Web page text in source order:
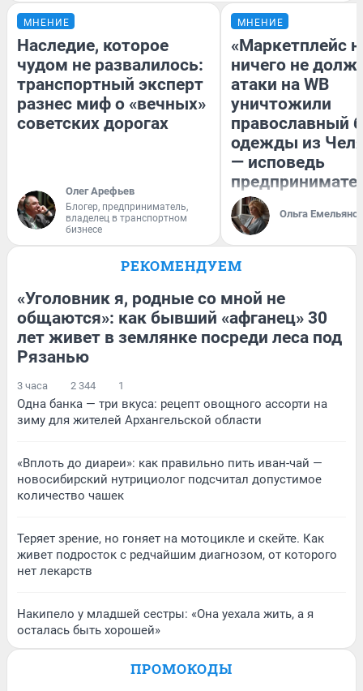
МНЕНИЕ
Наследие, которое
чудом не развалилось:
транспортный эксперт
разнес миф о «вечных»
советских дорогах
Олег Арефьев
Блогер, предприниматель,
владелец в транспортном
бизнесе
МНЕНИЕ
«Маркетплейс
ничего не
атаки на WB
уничтожили
православный
одежды из
— исповедь
Ольга
РЕКОМЕНДУЕМ
«Уголовник я, родные со мной не
общаются»: как бывший «афганец» 30
лет живет в землянке посреди леса под
Рязанью
3 часа 2 344 1
Одна банка — три вкуса: рецепт овощного ассорти на
зиму для жителей Архангельской области
«Вплоть до диареи»: как правильно пить иван-чай —
новосибирский нутрициолог подсчитал допустимое
количество чашек
Теряет зрение, но гоняет на мотоцикле и скейте. Как
живет подросток с редчайшим диагнозом, от которого
нет лекарств
Накипело у младшей сестры: «Она уехала жить, а я
осталась быть хорошей»
ПРОМОКОДЫ